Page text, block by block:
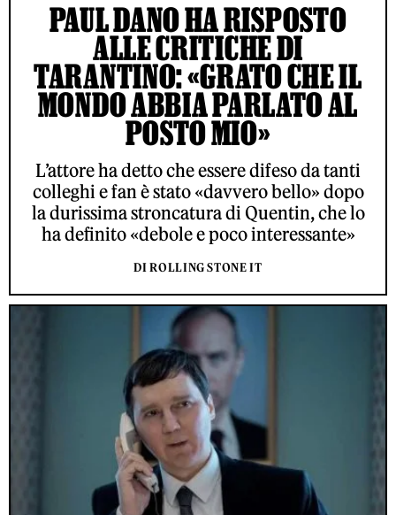
PAUL DANO HA RISPOSTO
ALLE CRITICHE DI
TARANTINO: «GRATO CHE IL
MONDO ABBIA PARLATO AL
POSTO MIO»
L’attore ha detto che essere difeso da tanti
colleghi e fan è stato «davvero bello» dopo
la durissima stroncatura di Quentin, che lo
ha definito «debole e poco interessante»
DI ROLLING STONE IT